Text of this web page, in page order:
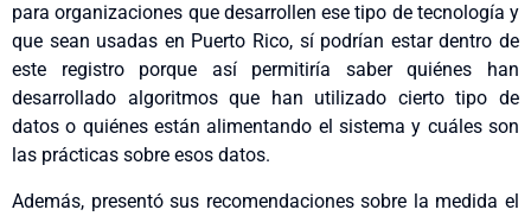
para organizaciones que desarrollen ese tipo de tecnología y
que sean usadas en Puerto Rico, sí podrían estar dentro de
este registro porque así permitiría saber quiénes han
desarrollado algoritmos que han utilizado cierto tipo de
datos o quiénes están alimentando el sistema y cuáles son
las prácticas sobre esos datos.
Además, presentó sus recomendaciones sobre la medida el